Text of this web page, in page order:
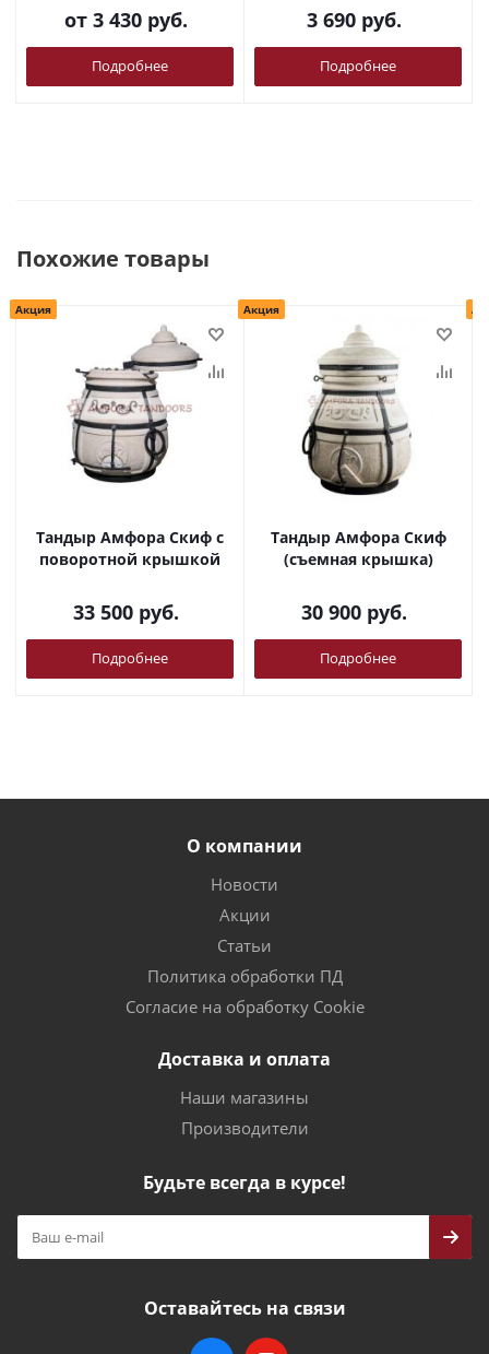
от 3 430 руб.
Подробнее
3 690 руб.
Подробнее
Похожие товары
Акция
Тандыр Амфора Скиф с
поворотной крышкой
33 500 руб.
Подробнее
Акция
Тандыр Амфора Скиф
(съемная крышка)
30 900 руб.
Подробнее
О компании
Новости
Акции
Статьи
Политика обработки ПД
Согласие на обработку Cookie
Доставка и оплата
Наши магазины
Производители
Будьте всегда в курсе!
Оставайтесь на связи